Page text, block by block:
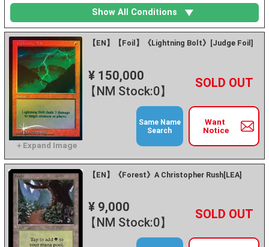
Show All Conditions
【EN】【Foil】《Lightning Bolt》[Judge Foil]
¥ 150,000
【NM Stock:0】
－ +
Want
Notice
Same Name
Search
【EN】《Forest》A Christopher Rush[LEA]
¥ 9,000
【NM Stock:0】
－ +